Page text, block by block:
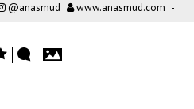
@anasmud www.anasmud.com -